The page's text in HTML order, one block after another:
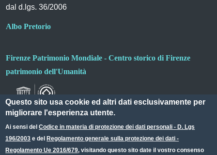
dal d.lgs. 36/2006
Albo Pretorio
Firenze Patrimonio Mondiale - Centro storico di Firenze
patrimonio dell'Umanità
Small prints
Useful links section
Questo sito usa cookie ed altri dati esclusivamente per
migliorare l'esperienza utente.
Ai sensi delCodice in materia di protezione dei dati personali - D. Lgs
196/2003 e del Regolamento generale sulla protezione dei dati -
Regolamento Ue 2016/679, visitando questo sito date il vostro consenso